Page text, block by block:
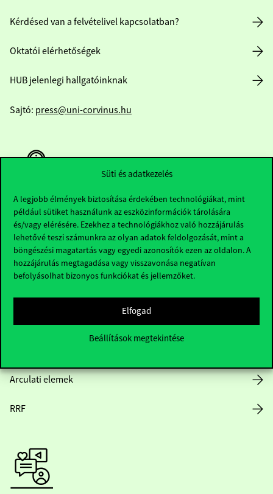
Süti és adatkezelés
A legjobb élmények biztosítása érdekében technológiákat, mint
például sütiket használunk az eszközinformációk tárolására
és/vagy elérésére. Ezekhez a technológiákhoz való hozzájárulás
lehetővé teszi számunkra az olyan adatok feldolgozását, mint a
böngészési magatartás vagy egyedi azonosítók ezen az oldalon. A
hozzájárulás megtagadása vagy visszavonása negatívan
befolyásolhat bizonyos funkciókat és jellemzőket.
Elfogad
Beállítások megtekintése
Kérdésed van a felvételivel kapcsolatban?
Oktatói elérhetőségek
HUB jelenlegi hallgatóinknak
Sajtó: press@uni-corvinus.hu
Hasznos linkek
Nyitvatartás
Arculati elemek
RRF